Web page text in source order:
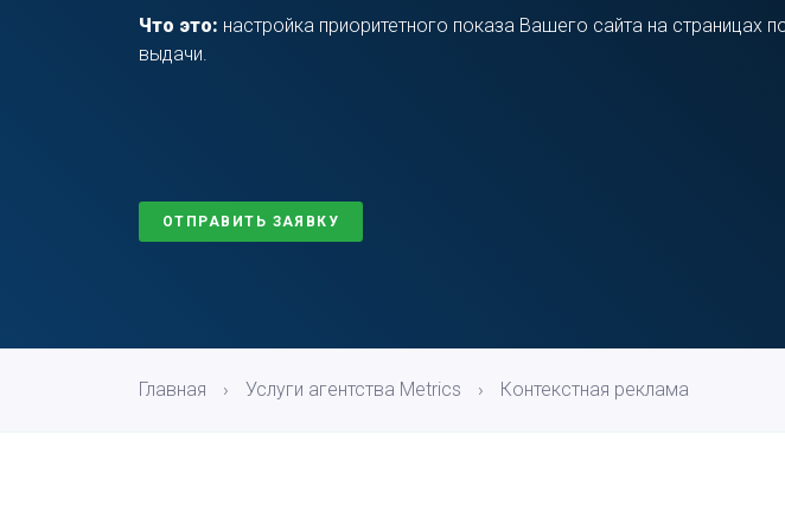
Что это: настройка приоритетного показа Вашего сайта на страницах
выдачи.
ОТПРАВИТЬ ЗАЯВКУ
Главная › Услуги агентства Metrics › Контекстная реклама